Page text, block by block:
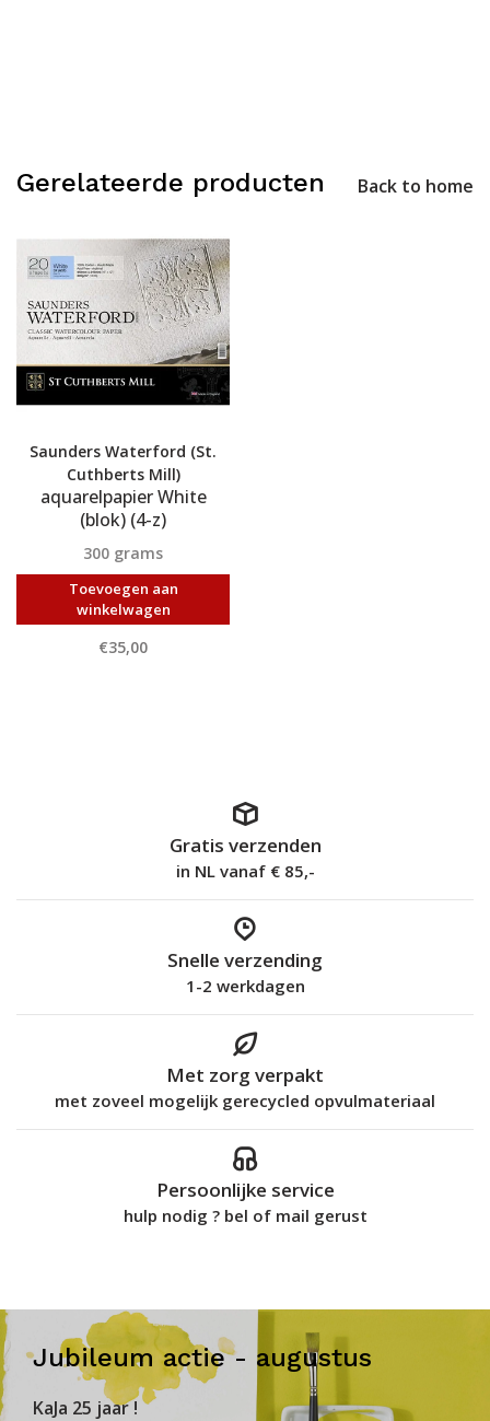
Gerelateerde producten Back to home
Saunders Waterford (St.
Cuthberts Mill)
aquarelpapier White
(blok) (4-z)
300 grams
Toevoegen aan
winkelwagen
€35,00
Gratis verzenden
in NL vanaf € 85,-
Snelle verzending
1-2 werkdagen
Met zorg verpakt
met zoveel mogelijk gerecycled opvulmateriaal
Persoonlijke service
hulp nodig ? bel of mail gerust
Jubileum actie - augustus
KaJa 25 jaar !